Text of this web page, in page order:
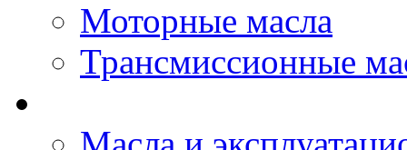
Моторные масла
Трансмиссионные